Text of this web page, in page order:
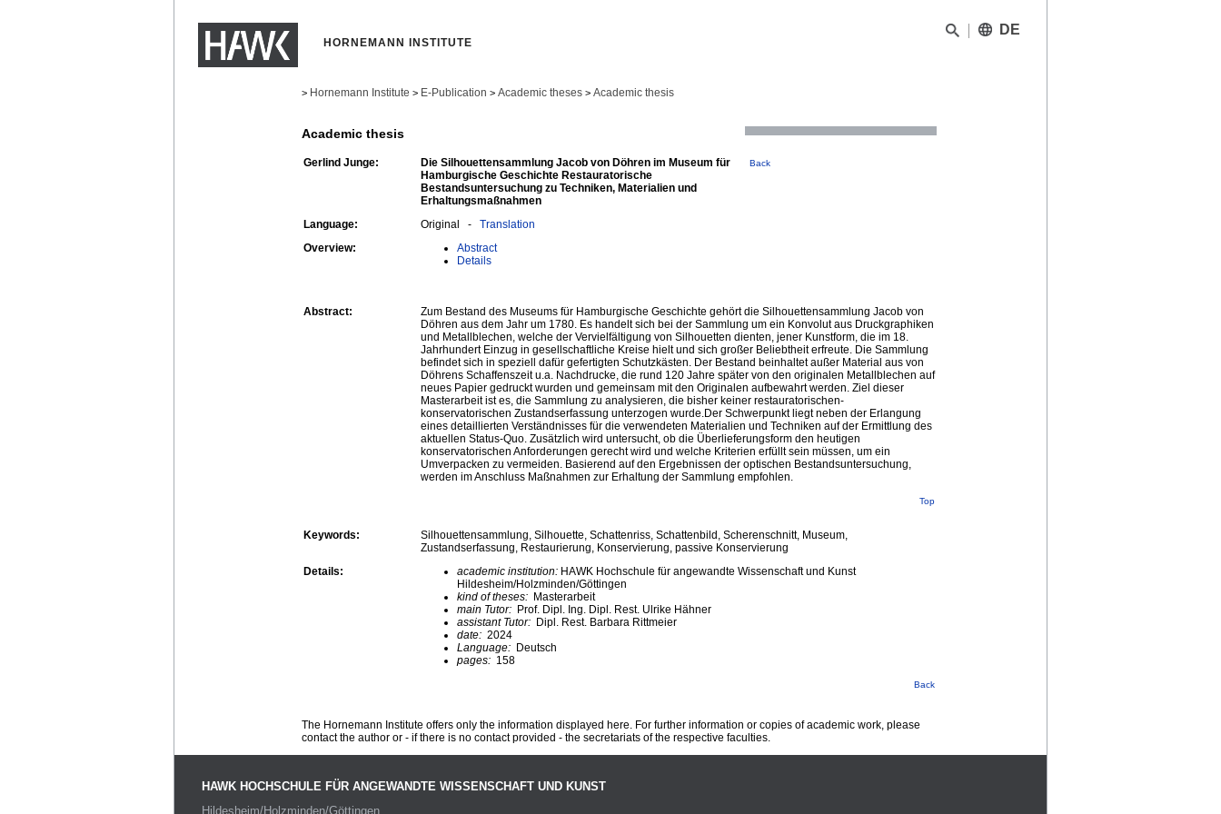
HORNEMANN INSTITUTE
DE
> Hornemann Institute > E-Publication > Academic theses > Academic thesis
Academic thesis
Gerlind Junge:
Die Silhouettensammlung Jacob von Döhren im Museum für
Hamburgische Geschichte Restauratorische
Bestandsuntersuchung zu Techniken, Materialien und
Erhaltungsmaßnahmen
Back
Language: Original - Translation
Overview:
Abstract
Details
Abstract:
Zum Bestand des Museums für Hamburgische Geschichte gehört die Silhouettensammlung Jacob von
Döhren aus dem Jahr um 1780. Es handelt sich bei der Sammlung um ein Konvolut aus Druckgraphiken
und Metallblechen, welche der Vervielfältigung von Silhouetten dienten, jener Kunstform, die im 18.
Jahrhundert Einzug in gesellschaftliche Kreise hielt und sich großer Beliebtheit erfreute. Die Sammlung
befindet sich in speziell dafür gefertigten Schutzkästen. Der Bestand beinhaltet außer Material aus von
Döhrens Schaffenszeit u.a. Nachdrucke, die rund 120 Jahre später von den originalen Metallblechen auf
neues Papier gedruckt wurden und gemeinsam mit den Originalen aufbewahrt werden. Ziel dieser
Masterarbeit ist es, die Sammlung zu analysieren, die bisher keiner restauratorischen-
konservatorischen Zustandserfassung unterzogen wurde.Der Schwerpunkt liegt neben der Erlangung
eines detaillierten Verständnisses für die verwendeten Materialien und Techniken auf der Ermittlung des
aktuellen Status-Quo. Zusätzlich wird untersucht, ob die Überlieferungsform den heutigen
konservatorischen Anforderungen gerecht wird und welche Kriterien erfüllt sein müssen, um ein
Umverpacken zu vermeiden. Basierend auf den Ergebnissen der optischen Bestandsuntersuchung,
werden im Anschluss Maßnahmen zur Erhaltung der Sammlung empfohlen.
Top
Keywords:
Silhouettensammlung, Silhouette, Schattenriss, Schattenbild, Scherenschnitt, Museum,
Zustandserfassung, Restaurierung, Konservierung, passive Konservierung
Details:
academic institution: HAWK Hochschule für angewandte Wissenschaft und Kunst
Hildesheim/Holzminden/Göttingen
kind of theses: Masterarbeit
main Tutor: Prof. Dipl. Ing. Dipl. Rest. Ulrike Hähner
assistant Tutor: Dipl. Rest. Barbara Rittmeier
date: 2024
Language: Deutsch
pages: 158
Back
The Hornemann Institute offers only the information displayed here. For further information or copies of academic work, please
contact the author or - if there is no contact provided - the secretariats of the respective faculties.
HAWK HOCHSCHULE FÜR ANGEWANDTE WISSENSCHAFT UND KUNST
Hildesheim/Holzminden/Göttingen